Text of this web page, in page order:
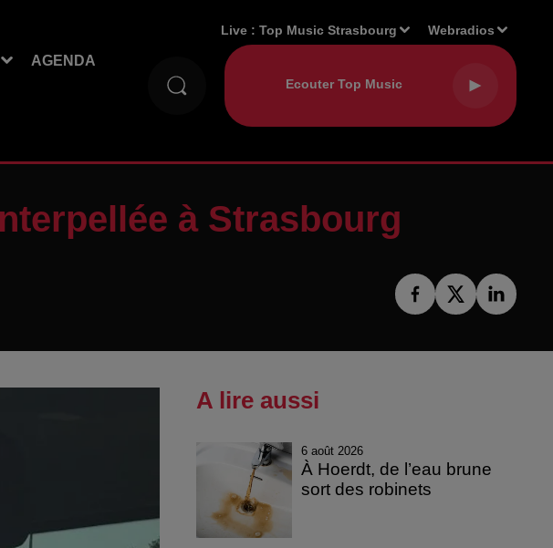
AGENDA
Live :Top Music Strasbourg Webradios
à Strasbourg
A lire aussi
6 août 2026
À Hoerdt, de l’eau brune
sort des robinets